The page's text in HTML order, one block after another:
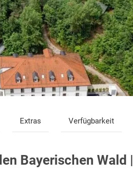
Extras Verfügbarkeit
Bayerischen Wald |